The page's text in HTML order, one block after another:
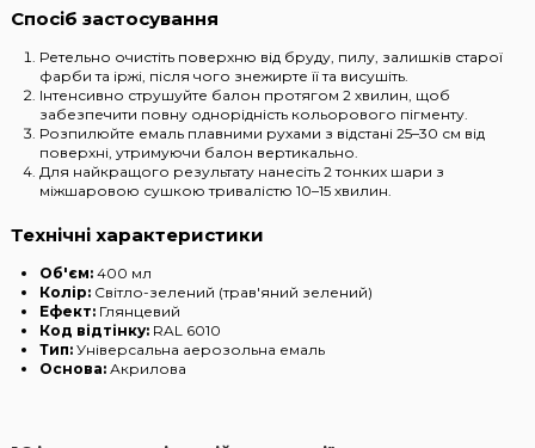
Спосіб застосування
Ретельно очистіть поверхню від бруду, пилу, залишків старої
фарби та іржі, після чого знежирте її та висушіть.
Інтенсивно струшуйте балон протягом 2 хвилин, щоб
забезпечити повну однорідність кольорового пігменту.
Розпилюйте емаль плавними рухами з відстані 25–30 см від
поверхні, утримуючи балон вертикально.
Для найкращого результату нанесіть 2 тонких шари з
міжшаровою сушкою тривалістю 10–15 хвилин.
Технічні характеристики
Об'єм: 400 мл
Колір: Світло-зелений (трав'яний зелений)
Ефект: Глянцевий
Код відтінку: RAL 6010
Тип: Універсальна аерозольна емаль
Основа: Акрилова